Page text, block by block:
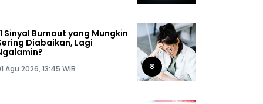
Sinyal Burnout yang Mungkin
Diabaikan, Lagi
Agu 2026, 13:45 WIB 8